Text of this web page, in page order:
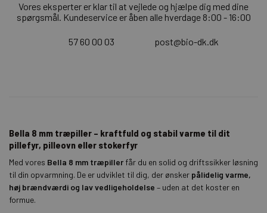
Vores eksperter er klar til at vejlede og hjælpe dig med dine
spørgsmål. Kundeservice er åben alle hverdage 8:00 - 16:00
57 60 00 03 post@bio-dk.dk
Bella 8 mm træpiller – kraftfuld og stabil varme til dit
pillefyr, pilleovn eller stokerfyr
Med vores Bella 8 mm træpiller får du en solid og driftssikker løsning
til din opvarmning. De er udviklet til dig, der ønsker pålidelig varme,
høj brændværdi og lav vedligeholdelse – uden at det koster en
formue.